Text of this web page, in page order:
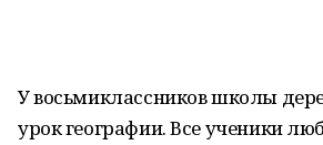
У восьмиклассников школы
урок географии. Все ученики